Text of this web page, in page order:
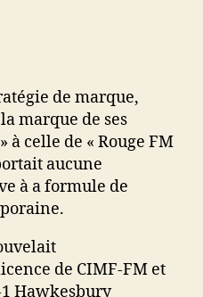
de marque,
marque de ses
à celle de « Rouge FM
aucune
à a formule de
de CIMF-FM et
Hawkesbury